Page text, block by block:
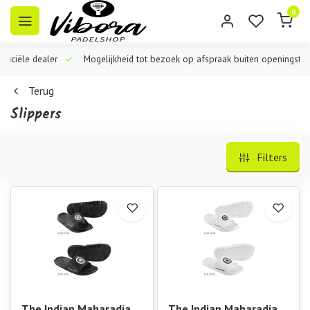
0
dealer Mogelijkheid tot bezoek op afspraak buiten openingstijden
Terug
Slippers
Filters